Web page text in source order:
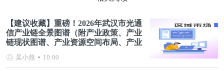
【建议收藏】重磅！2026年武汉市光通
信产业链全景图谱（附产业政策、产业
链现状图谱、产业资源空间布局、产业
吴小燕 10:00